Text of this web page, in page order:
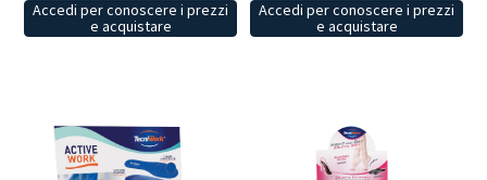
Accedi per conoscere i prezzi
e acquistare
Accedi per conoscere i prezzi
e acquistare